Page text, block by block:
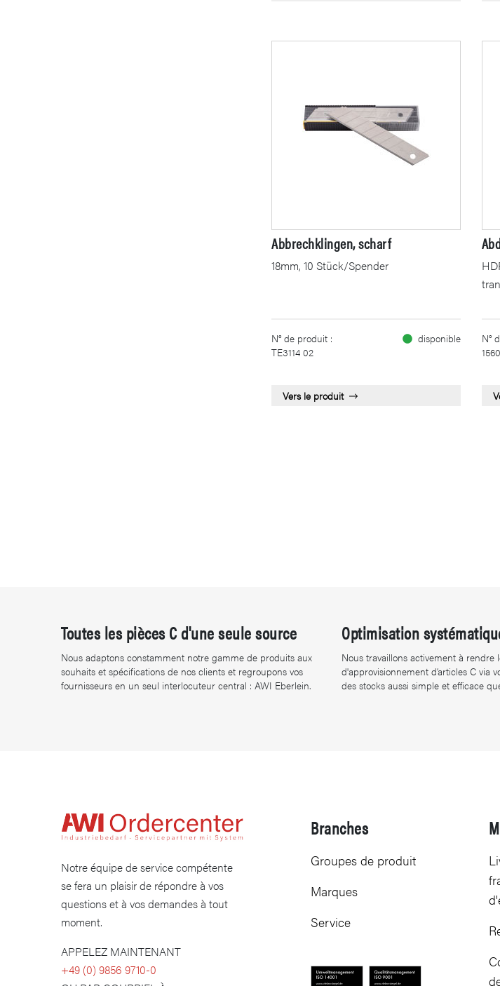
Abbrechklingen, scharf
18mm, 10 Stück/Spender
N° de produit :
TE3114 02
disponible
Vers le produit
N°
1560
Toutes les pièces C d'une seule source
Nous adaptons constamment notre gamme de produits aux
souhaits et spécifications de nos clients et regroupons vos
fournisseurs en un seul interlocuteur central : AWI Eberlein.
Optimisation
Nous travaillons activement à rendre
d'approvisionnement d’articles C via
des stocks aussi simple et efficace
Notre équipe de service compétente
se fera un plaisir de répondre à vos
questions et à vos demandes à tout
moment.
APPELEZ MAINTENANT
​+49 (0) 9856 9710-0
Branches
Groupes de produit
Marques
Service